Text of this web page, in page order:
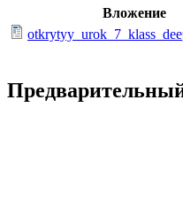
Вложение